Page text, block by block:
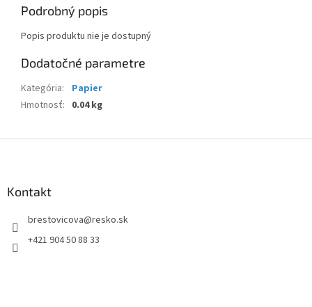
Podrobný popis
Popis produktu nie je dostupný
Dodatočné parametre
Kategória:
Papier
Hmotnosť: 0.04 kg
Kontakt
brestovicova@resko.sk
+421 904 50 88 33